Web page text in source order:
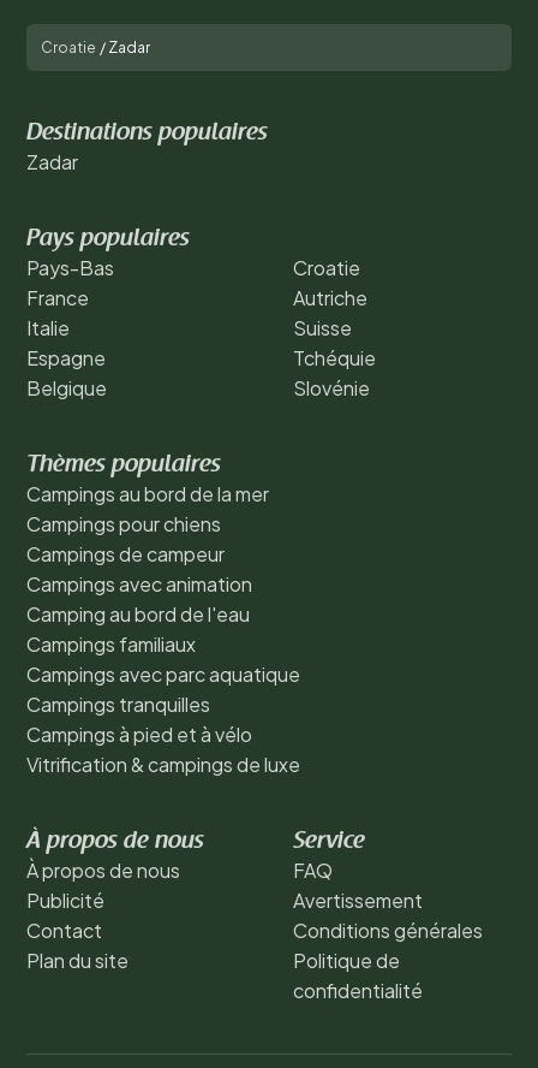
Croatie / Zadar
Destinations populaires
Zadar
Pays populaires
Pays-Bas
France
Italie
Espagne
Belgique
Croatie
Autriche
Suisse
Tchéquie
Slovénie
Thèmes populaires
Campings au bord de la mer
Campings pour chiens
Campings de campeur
Campings avec animation
Camping au bord de l'eau
Campings familiaux
Campings avec parc aquatique
Campings tranquilles
Campings à pied et à vélo
Vitrification & campings de luxe
À propos de nous
À propos de nous
Publicité
Contact
Plan du site
Service
FAQ
Avertissement
Conditions générales
Politique de
confidentialité